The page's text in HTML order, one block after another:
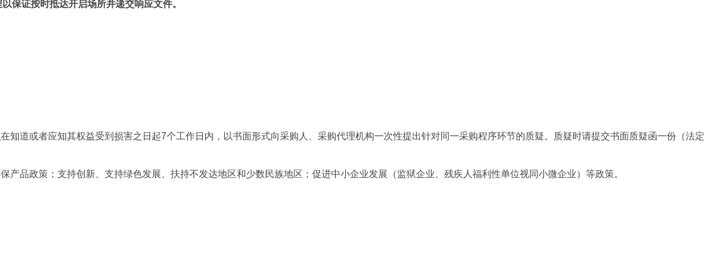
保证按时抵达开启场所并递交响应文件。
道或者应知其权益受到损害之日起7个工作日内，以书面形式向采购人、采购代理机构一次性提出针对同一采购程序环节的质疑。质疑时请提交书面质疑函一份（法定
品政策；支持创新、支持绿色发展、扶持不发达地区和少数民族地区；促进中小企业发展（监狱企业、残疾人福利性单位视同小微企业）等政策。